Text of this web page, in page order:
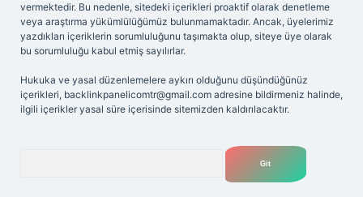
vermektedir. Bu nedenle, sitedeki içerikleri proaktif olarak denetleme
veya araştırma yükümlülüğümüz bulunmamaktadır. Ancak, üyelerimiz
yazdıkları içeriklerin sorumluluğunu taşımakta olup, siteye üye olarak
bu sorumluluğu kabul etmiş sayılırlar.
Hukuka ve yasal düzenlemelere aykırı olduğunu düşündüğünüz
içerikleri, backlinkpanelicomtr@gmail.com adresine bildirmeniz halinde,
ilgili içerikler yasal süre içerisinde sitemizden kaldırılacaktır.